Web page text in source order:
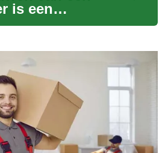
is een
die de
en esthetiek
aanzienlijk k...